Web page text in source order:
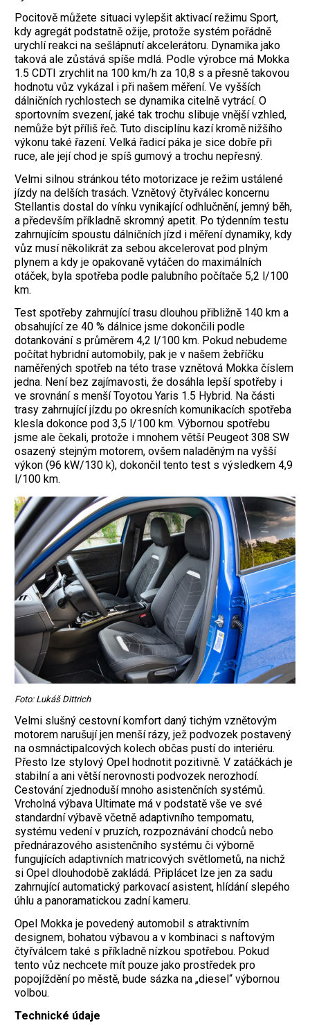
Pocitově můžete situaci vylepšit aktivací režimu Sport,
kdy agregát podstatně ožije, protože systém pořádně
urychlí reakci na sešlápnutí akcelerátoru. Dynamika jako
taková ale zůstává spíše mdlá. Podle výrobce má Mokka
1.5 CDTI zrychlit na 100 km/h za 10,8 s a přesně takovou
hodnotu vůz vykázal i při našem měření. Ve vyšších
dálničních rychlostech se dynamika citelně vytrácí. O
sportovním svezení, jaké tak trochu slibuje vnější vzhled,
nemůže být příliš řeč. Tuto disciplínu kazí kromě nižšího
výkonu také řazení. Velká řadicí páka je sice dobře při
ruce, ale její chod je spíš gumový a trochu nepřesný.
Velmi silnou stránkou této motorizace je režim ustálené
jízdy na delších trasách. Vznětový čtyřválec koncernu
Stellantis dostal do vínku vynikající odhlučnění, jemný běh,
a především příkladně skromný apetit. Po týdenním testu
zahrnujícím spoustu dálničních jízd i měření dynamiky, kdy
vůz musí několikrát za sebou akcelerovat pod plným
plynem a kdy je opakovaně vytáčen do maximálních
otáček, byla spotřeba podle palubního počítače 5,2 l/100
km.
Test spotřeby zahrnující trasu dlouhou přibližně 140 km a
obsahující ze 40 % dálnice jsme dokončili podle
dotankování s průměrem 4,2 l/100 km. Pokud nebudeme
počítat hybridní automobily, pak je v našem žebříčku
naměřených spotřeb na této trase vznětová Mokka číslem
jedna. Není bez zajímavosti, že dosáhla lepší spotřeby i
ve srovnání s menší Toyotou Yaris 1.5 Hybrid. Na části
trasy zahrnující jízdu po okresních komunikacích spotřeba
klesla dokonce pod 3,5 l/100 km. Výbornou spotřebu
jsme ale čekali, protože i mnohem větší Peugeot 308 SW
osazený stejným motorem, ovšem naladěným na vyšší
výkon (96 kW/130 k), dokončil tento test s výsledkem 4,9
l/100 km.
Foto: Lukáš Dittrich
Velmi slušný cestovní komfort daný tichým vznětovým
motorem narušují jen menší rázy, jež podvozek postavený
na osmnáctipalcových kolech občas pustí do interiéru.
Přesto lze stylový Opel hodnotit pozitivně. V zatáčkách je
stabilní a ani větší nerovnosti podvozek nerozhodí.
Cestování zjednoduší mnoho asistenčních systémů.
Vrcholná výbava Ultimate má v podstatě vše ve své
standardní výbavě včetně adaptivního tempomatu,
systému vedení v pruzích, rozpoznávání chodců nebo
přednárazového asistenčního systému či výborně
fungujících adaptivních matricových světlometů, na nichž
si Opel dlouhodobě zakládá. Připlácet lze jen za sadu
zahrnující automatický parkovací asistent, hlídání slepého
úhlu a panoramatickou zadní kameru.
Opel Mokka je povedený automobil s atraktivním
designem, bohatou výbavou a v kombinaci s naftovým
čtyřválcem také s příkladně nízkou spotřebou. Pokud
tento vůz nechcete mít pouze jako prostředek pro
popojíždění po městě, bude sázka na „diesel“ výbornou
volbou.
Technické údaje